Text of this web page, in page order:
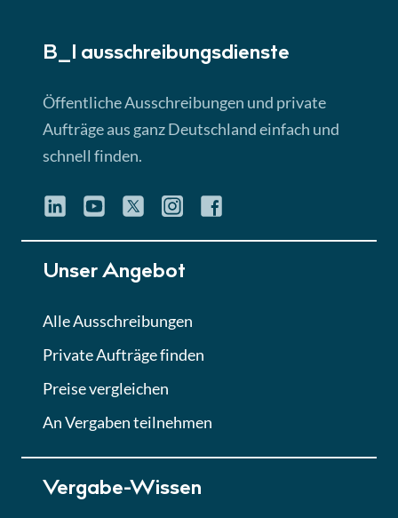
Lektion 3
► 4:31 Min
Quiz
Eignung im Vergabeverfahren
Lektion 6
Abgabe von Angeboten
Lektion
Lektion 7
Finales Quiz
B_I ausschreibungs­dienste
Öffentliche Ausschreibungen und private
Aufträge aus ganz Deutschland einfach und
schnell finden.
Unser Angebot
Alle Ausschreibungen
Private Aufträge finden
Preise vergleichen
An Vergaben teilnehmen
Vergabe-Wissen